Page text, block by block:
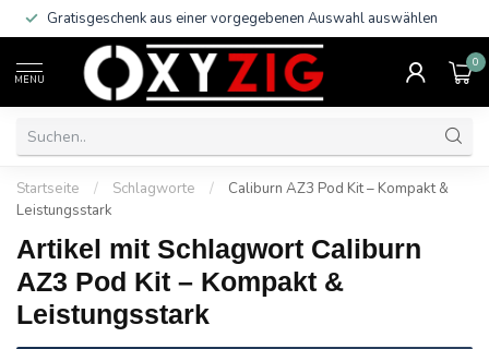
Gratisgeschenk aus einer vorgegebenen Auswahl auswählen
MENU
0
Startseite / Schlagworte /
Caliburn AZ3 Pod Kit – Kompakt &
Leistungsstark
Artikel mit Schlagwort Caliburn
AZ3 Pod Kit – Kompakt &
Leistungsstark